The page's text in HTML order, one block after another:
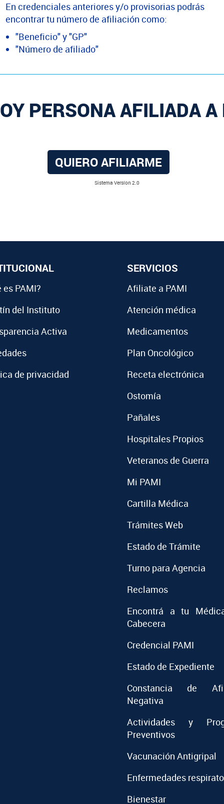
En credenciales anteriores y/o provisorias podrás
encontrar tu número de afiliación como:
"Beneficio" y "GP"
"Número de afiliado"
PERSONA AFILIADA
QUIERO AFILIARME
Sistema Versíon 2.0
es PAMI?
del Instituto
Activa
de privacidad
SERVICIOS
Afiliate a PAMI
Atención médica
Medicamentos
Plan Oncológico
Receta electrónica
Ostomía
Pañales
Hospitales Propios
Veteranos de Guerra
Mi PAMI
Cartilla Médica
Trámites Web
Estado de Trámite
Turno para Agencia
Reclamos
Encontrá a tu
Cabecera
Credencial PAMI
Estado de Expediente
Constancia de
Negativa
Actividades y
Preventivos
Vacunación Antigripal
Enfermedades
Bienestar